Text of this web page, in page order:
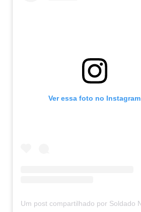
Ver essa foto no Instagram